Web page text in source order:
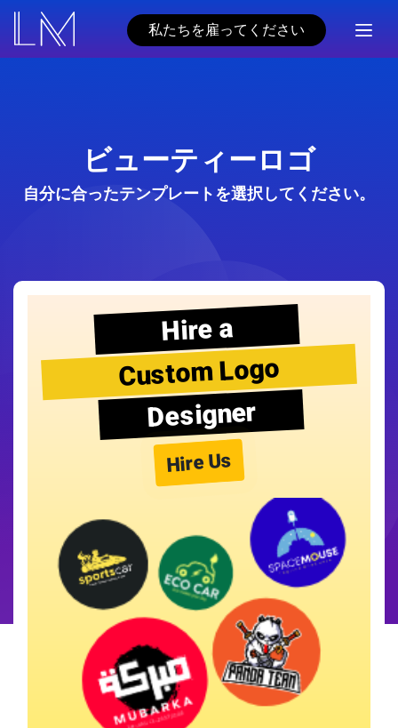
私たちを雇ってください
ビューティーロゴ
自分に合ったテンプレートを選択してください。
Hire a
Custom Logo
Designer
Hire Us